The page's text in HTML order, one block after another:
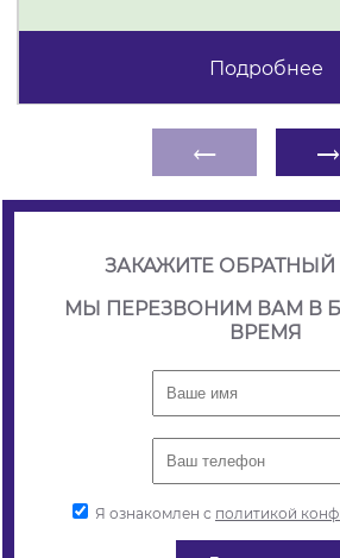
Подробнее
← →
ЗАКАЖИТЕ
МЫ ПЕРЕЗВОНИМ ВАМ В
ВРЕМЯ
Я ознакомлен с политикой